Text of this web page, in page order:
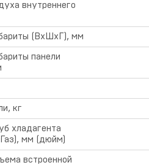
внутреннего
(ВхШхГ), мм
панели
кг
хладагента
мм (дюйм)
встроенной